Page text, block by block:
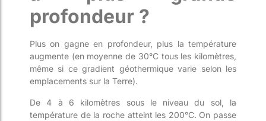
profondeur ?
Plus on gagne en profondeur, plus la température
augmente (en moyenne de 30°C tous les kilomètres,
même si ce gradient géothermique varie selon les
emplacements sur la Terre).
De 4 à 6 kilomètres sous le niveau du sol, la
température de la roche atteint les 200°C. On passe